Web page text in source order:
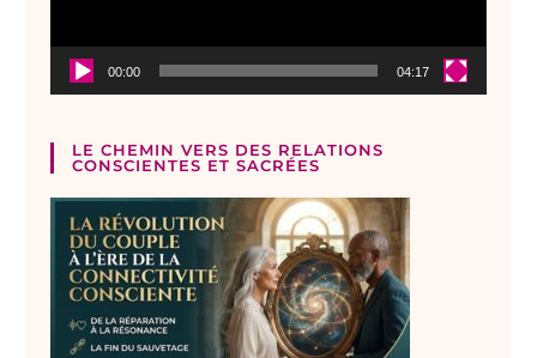
00:00 04:17
LE CHEMIN VERS DES RELATIONS
CONSCIENTES ET SACRÉES